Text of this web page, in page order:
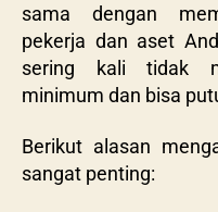
sama dengan
pekerja dan aset
sering kali tidak
minimum dan bisa
Berikut alasan
sangat penting: